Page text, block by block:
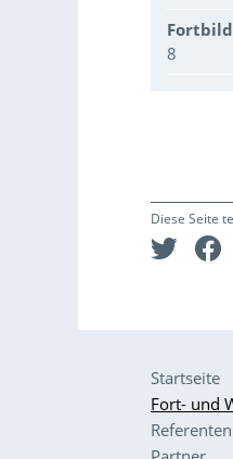
8
Diese Seite
Startseite
Fort- und
Referenten